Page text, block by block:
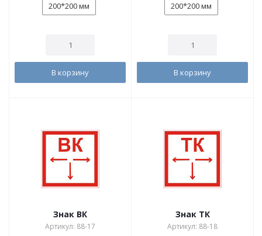
200*200 мм
В корзину
200*200 мм
В корзину
Знак ВК
Артикул: 88-17
Знак ТК
Артикул: 88-18